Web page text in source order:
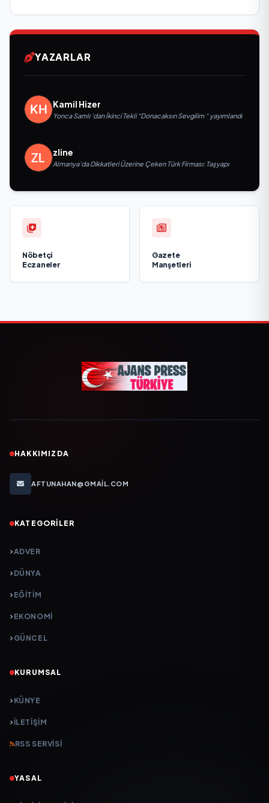
YAZARLAR
Kamil Hizer
Yonca Samlı ‘dan İkinci Tekli “Donacaksın Sevgilim “ yayımlandı
zline
Almanya’da Dikkatleri Üzerine Çeken Türk Firması: Taşyapı
Nöbetçi
Eczaneler
Gazete
Manşetleri
HAKKIMIZDA
AFTUNAHAN@GMAIL.COM
KATEGORILER
ADVER
DÜNYA
EĞİTİM
EKONOMİ
GÜNCEL
KURUMSAL
KÜNYE
İLETIŞIM
RSS SERVISI
YASAL